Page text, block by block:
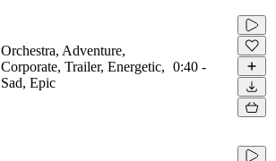
Orchestra, Adventure,
Corporate, Trailer, Energetic,
Sad, Epic
0:40 -